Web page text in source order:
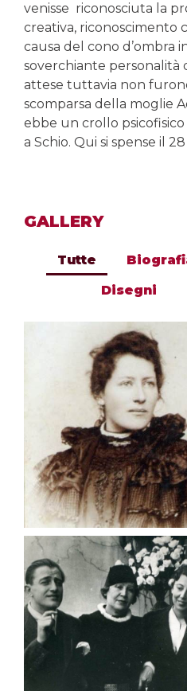
venisse riconosciuta la
creativa, riconoscimento
causa del cono d’ombra
soverchiante personalità
attese tuttavia non
scomparsa della moglie
ebbe un crollo
a Schio. Qui si spense il
GALLERY
Tutte
Disegni